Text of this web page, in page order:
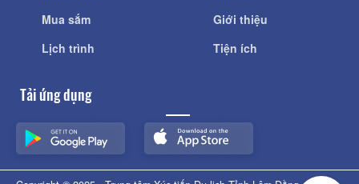
Mua sắm
Lịch trình
Giới thiệu
Tiện ích
Tải ứng dụng